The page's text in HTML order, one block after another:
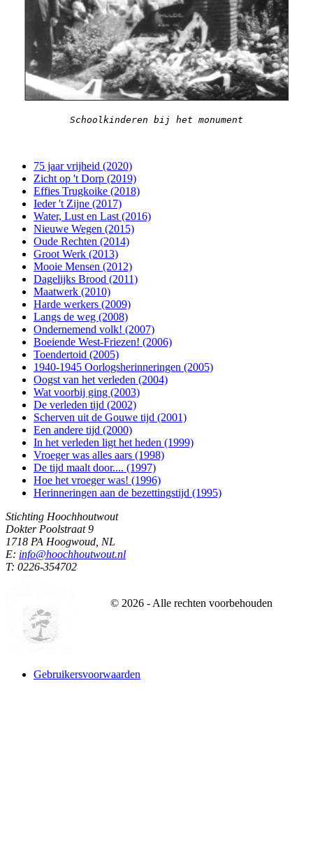
Schoolkinderen bij het monument
75 jaar vrijheid (2020)
Zicht op 't Dorp (2019)
Effies Trugkoike (2018)
Ieder 't Zijne (2017)
Water, Lust en Last (2016)
Nieuwe Wegen (2015)
Oude Rechten (2014)
Groot Werk (2013)
Mooie Mensen (2012)
Dagelijks Brood (2011)
Maatwerk (2010)
Harde werkers (2009)
Langs de weg (2008)
Ondernemend volk! (2007)
Boeiende West-Friezen! (2006)
Toendertoid (2005)
1940-1945 Oorlogsherinneringen (2005)
Oogst van het verleden (2004)
Wat voorbij ging (2003)
De verleden tijd (2002)
Scherven uit de Gouwe tijd (2001)
Een andere tijd (2000)
In het verleden ligt het heden (1999)
Vroeger was alles aars (1998)
De tijd maalt door.... (1997)
Hoe het vroeger was! (1996)
Herinneringen aan de bezettingstijd (1995)
Stichting Hoochhoutwout
Dokter Poolstraat 9
1718 PA Hoogwoud, NL
E: info@hoochhoutwout.nl
T: 0226-354702
© 2026 - Alle rechten voorbehouden
Gebruikersvoorwaarden